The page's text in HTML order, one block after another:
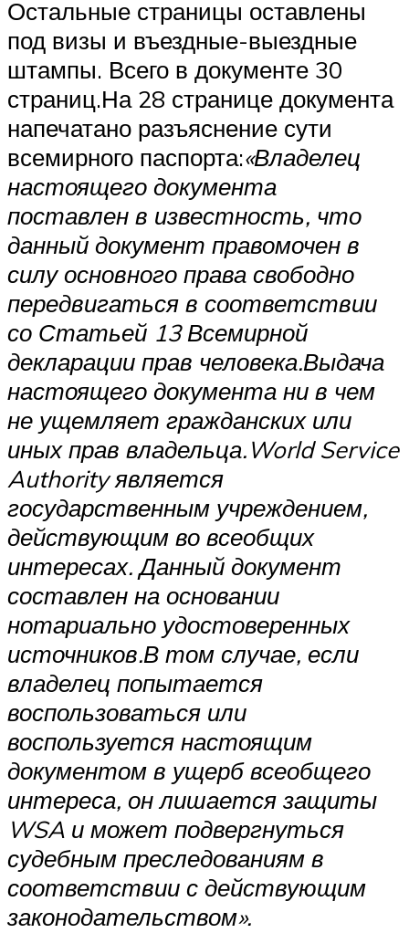
Остальные страницы оставлены
под визы и въездные-выездные
штампы. Всего в документе 30
страниц.На 28 странице документа
напечатано разъяснение сути
всемирного паспорта:«Владелец
настоящего документа
поставлен в известность, что
данный документ правомочен в
силу основного права свободно
передвигаться в соответствии
со Статьей 13 Всемирной
декларации прав человека.Выдача
настоящего документа ни в чем
не ущемляет гражданских или
иных прав владельца.World Service
Authority является
государственным учреждением,
действующим во всеобщих
интересах. Данный документ
составлен на основании
нотариально удостоверенных
источников.В том случае, если
владелец попытается
воспользоваться или
воспользуется настоящим
документом в ущерб всеобщего
интереса, он лишается защиты
WSA и может подвергнуться
судебным преследованиям в
соответствии с действующим
законодательством».